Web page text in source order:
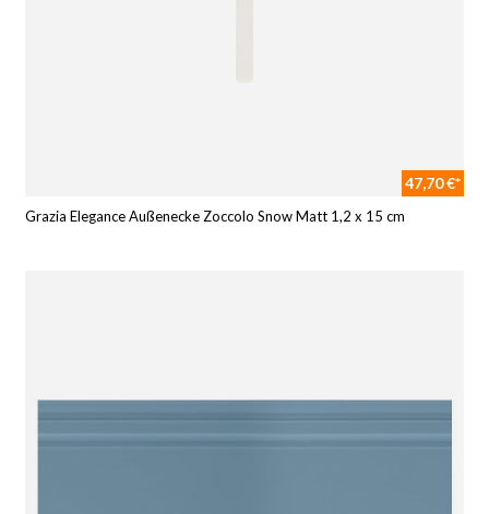
47,70 €*
Grazia Elegance Außenecke Zoccolo Snow Matt 1,2 x 15 cm